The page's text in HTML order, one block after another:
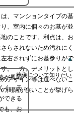
、マンションタイプの墓
、室内に個々のお墓が並
のことです。利点は、お
らされないため汚れにく
左右されずにお墓参りがで
。一方、デメリットとし
デザイン等は選べないこ
間隔が狭いことが挙げら
葬儀について知りたい
が風雨
く、天
できる
も、お